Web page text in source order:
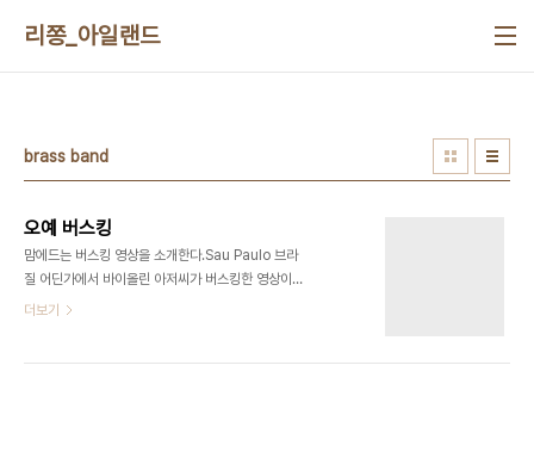
리쫑_아일랜드
brass band
오예 버스킹
맘에드는 버스킹 영상을 소개한다.Sau Paulo 브라
질 어딘가에서 바이올린 아저씨가 버스킹한 영상이
다. 복장부터 쿨하다 오 지쟈스 한번씩 들어보삼 밑에
더보기